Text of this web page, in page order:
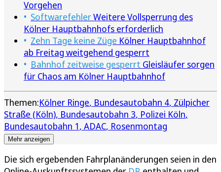
Vorgehen
SoftwarefehlerWeitere Vollsperrung des
Kölner Hauptbahnhofs erforderlich
Zehn Tage keine Züge Kölner Hauptbahnhof
ab Freitag weitgehend gesperrt
Bahnhof zeitweise gesperrt Gleisläufer sorgen
für Chaos am Kölner Hauptbahnhof
Themen:Kölner Ringe Bundesautobahn 4 Zülpicher
Straße (Köln) Bundesautobahn 3 Polizei Köln
Bundesautobahn 1 ADAC Rosenmontag
Mehr anzeigen
Die sich ergebenden Fahrplanänderungen seien in den